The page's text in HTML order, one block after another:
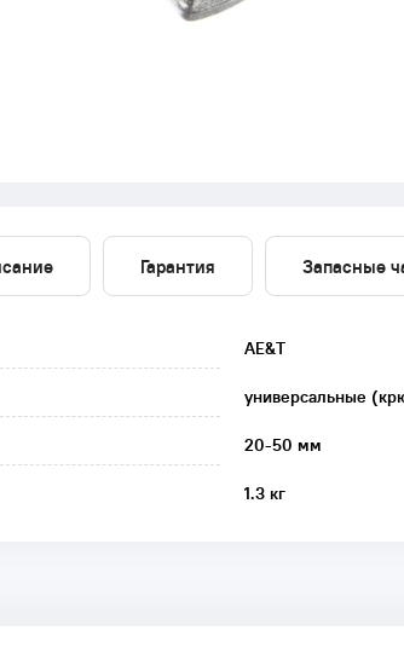
Гарантия Запасные
AE&T
универсальные
20-50 мм
1.3 кг